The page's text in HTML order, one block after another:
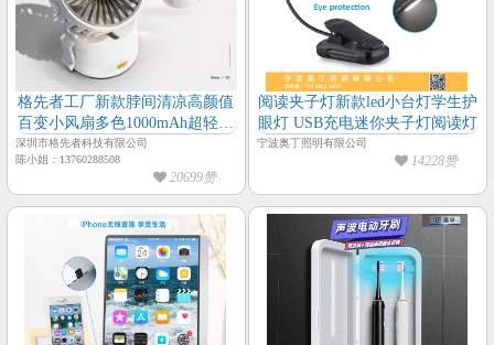
格先者工厂新款脖间清凉高颜值
百变小风扇多色1000mAh超轻三
档小风扇
深圳市格先者科技有限公司
陈小姐：13760288508
20699赞
阅读夹子灯新款led小台灯学生护
眼灯 USB充电迷你夹子灯阅读灯
宁波奥丁照明有限公司
14228赞